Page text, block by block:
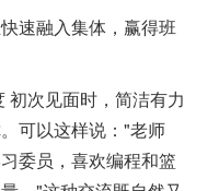
速融入集体，赢得班
初次见面时，简洁有力
可以这样说："老师
委员，喜欢编程和篮